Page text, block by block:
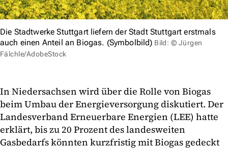
Die Stadtwerke Stuttgart liefern der Stadt Stuttgart erstmals
auch einen Anteil an Biogas. (Symbolbild) Bild: © Jürgen
Fälchle/AdobeStock
In Niedersachsen wird über die Rolle von Biogas
beim Umbau der Energieversorgung diskutiert. Der
Landesverband Erneuerbare Energien (LEE) hatte
erklärt, bis zu 20 Prozent des landesweiten
Gasbedarfs könnten kurzfristig mit Biogas gedeckt